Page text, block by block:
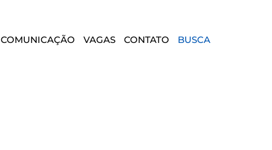
COMUNICAÇÃO VAGAS CONTATO BUSCA